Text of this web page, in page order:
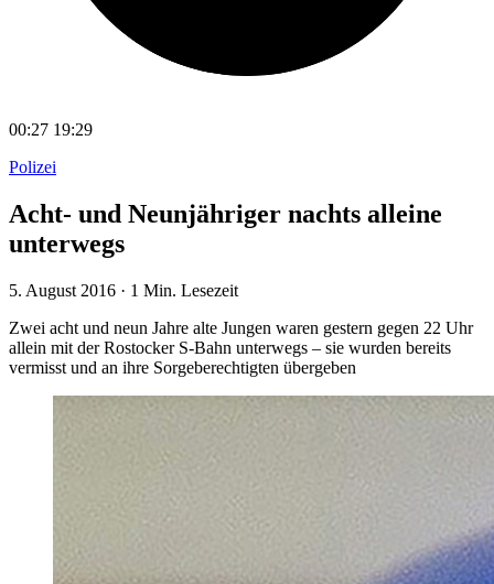
00:27 19:29
Polizei
Acht- und Neunjähriger nachts alleine
unterwegs
5. August 2016 · 1 Min. Lesezeit
Zwei acht und neun Jahre alte Jungen waren gestern gegen 22 Uhr
allein mit der Rostocker S-Bahn unterwegs – sie wurden bereits
vermisst und an ihre Sorgeberechtigten übergeben